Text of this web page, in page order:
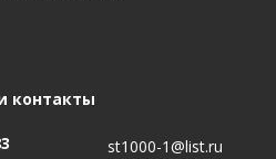
контакты
st1000-1@list.ru